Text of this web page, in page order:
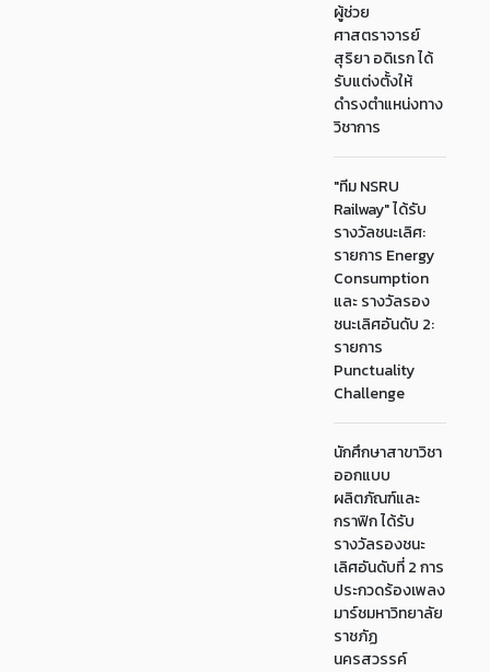
ผู้ช่วย
ศาสตราจารย์
สุริยา อดิเรก ได้
รับแต่งตั้งให้
ดำรงตำแหน่งทาง
วิชาการ
"ทีม NSRU
Railway" ได้รับ
รางวัลชนะเลิศ:
รายการ Energy
Consumption
และ รางวัลรอง
ชนะเลิศอันดับ 2:
รายการ
Punctuality
Challenge
นักศึกษาสาขาวิชา
ออกแบบ
ผลิตภัณฑ์และ
กราฟิก ได้รับ
รางวัลรองชนะ
เลิศอันดับที่ 2 การ
ประกวดร้องเพลง
มาร์ชมหาวิทยาลัย
ราชภัฏ
นครสวรรค์